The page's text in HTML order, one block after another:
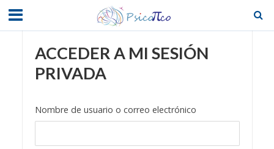
ACCEDER A MI SESIÓN
PRIVADA
Nombre de usuario o correo electrónico